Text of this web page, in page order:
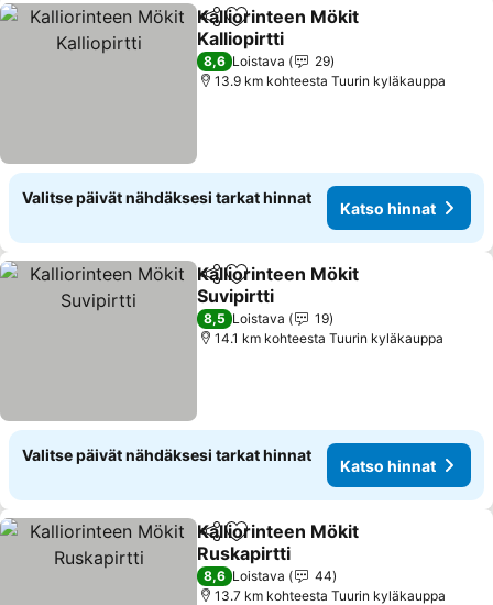
Jaa Lisää suosikkeihin
Kalliorinteen Mökit
Kalliopirtti
Katso hinnat
8,6 Loistava
29
13.9 km kohteesta Tuurin kyläkauppa
Valitse päivät nähdäksesi tarkat hinnat
Katso hinnat
Jaa Lisää suosikkeihin
Kalliorinteen Mökit
Suvipirtti
Katso hinnat
8,5 Loistava
19
14.1 km kohteesta Tuurin kyläkauppa
Valitse päivät nähdäksesi tarkat hinnat
Katso hinnat
Jaa Lisää suosikkeihin
Kalliorinteen Mökit
Ruskapirtti
Katso hinnat
8,6 Loistava
44
13.7 km kohteesta Tuurin kyläkauppa